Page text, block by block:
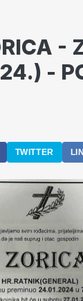
-
-
TWITTER